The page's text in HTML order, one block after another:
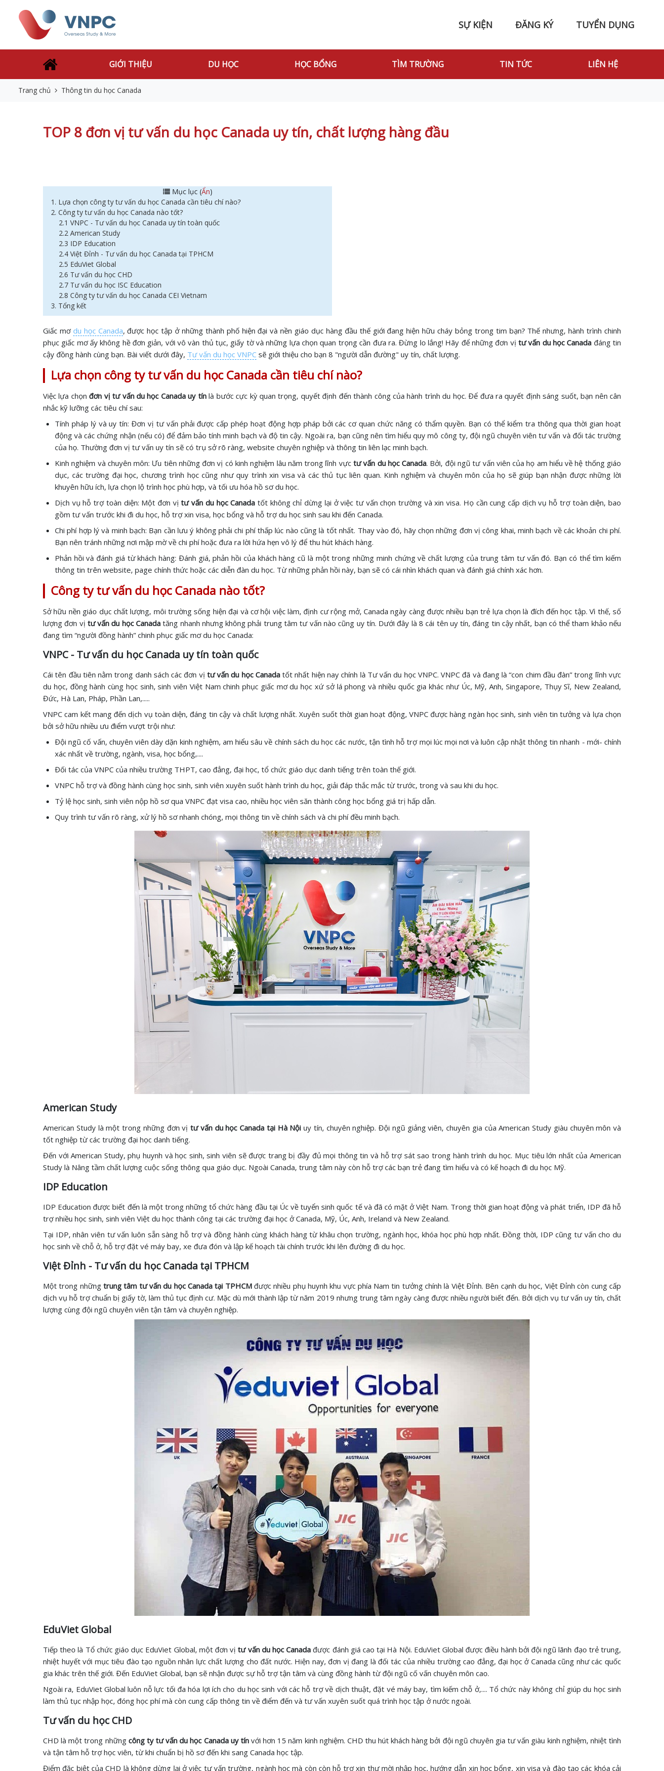
SỰ KIỆN ĐĂNG KÝ TUYỂN DỤNG
GIỚI THIỆU DU HỌC HỌC BỔNG TÌM TRƯỜNG TIN TỨC LIÊN HỆ
Trang chủ Thông tin du học Canada
TOP 8 đơn vị tư vấn du học Canada uy tín, chất lượng hàng đầu
Mục lục (Ẩn)
1. Lựa chọn công ty tư vấn du học Canada cần tiêu chí nào?
2. Công ty tư vấn du học Canada nào tốt?
2.1 VNPC - Tư vấn du học Canada uy tín toàn quốc
2.2 American Study
2.3 IDP Education
2.4 Việt Đỉnh - Tư vấn du học Canada tại TPHCM
2.5 EduViet Global
2.6 Tư vấn du học CHD
2.7 Tư vấn du học ISC Education
2.8 Công ty tư vấn du học Canada CEI Vietnam
3. Tổng kết
Giấc mơ du học Canada, được học tập ở những thành phố hiện đại và nền giáo dục hàng đầu thế giới đang hiện hữu cháy bỏng trong tim bạn? Thế nhưng, hành trình chinh
phục giấc mơ ấy không hề đơn giản, với vô vàn thủ tục, giấy tờ và những lựa chọn quan trọng cần đưa ra. Đừng lo lắng! Hãy để những đơn vị tư vấn du học Canada đáng tin
cậy đồng hành cùng bạn. Bài viết dưới đây, Tư vấn du học VNPC sẽ giới thiệu cho bạn 8 "người dẫn đường" uy tín, chất lượng.
Lựa chọn công ty tư vấn du học Canada cần tiêu chí nào?
Việc lựa chọnđơn vị tư vấn du học Canada uy tínlà bước cực kỳ quan trọng, quyết định đến thành công của hành trình du học. Để đưa ra quyết định sáng suốt, bạn nên cân
nhắc kỹ lưỡng các tiêu chí sau:
Tính pháp lý và uy tín: Đơn vị tư vấn phải được cấp phép hoạt động hợp pháp bởi các cơ quan chức năng có thẩm quyền. Bạn có thể kiểm tra thông qua thời gian hoạt
động và các chứng nhận (nếu có) để đảm bảo tính minh bạch và độ tin cậy. Ngoài ra, bạn cũng nên tìm hiểu quy mô công ty, đội ngũ chuyên viên tư vấn và đối tác trường
của họ. Thường đơn vị tư vấn uy tín sẽ có trụ sở rõ ràng, website chuyên nghiệp và thông tin liên lạc minh bạch.
Kinh nghiệm và chuyên môn: Ưu tiên những đơn vị có kinh nghiệm lâu năm trong lĩnh vực tư vấn du học Canada. Bởi, đội ngũ tư vấn viên của họ am hiểu về hệ thống giáo
dục, các trường đại học, chương trình học cũng như quy trình xin visa và các thủ tục liên quan. Kinh nghiệm và chuyên môn của họ sẽ giúp bạn nhận được những lời
khuyên hữu ích, lựa chọn lộ trình học phù hợp, và tối ưu hóa hồ sơ du học.
Dịch vụ hỗ trợ toàn diện: Một đơn vịtư vấn du học Canada tốt không chỉ dừng lại ở việc tư vấn chọn trường và xin visa. Họ cần cung cấp dịch vụ hỗ trợ toàn diện, bao
gồm tư vấn trước khi đi du học, hỗ trợ xin visa, học bổng và hỗ trợ du học sinh sau khi đến Canada.
Chi phí hợp lý và minh bạch: Bạn cần lưu ý không phải chi phí thấp lúc nào cũng là tốt nhất. Thay vào đó, hãy chọn những đơn vị công khai, minh bạch về các khoản chi phí.
Bạn nên tránh những nơi mập mờ về chi phí hoặc đưa ra lời hứa hẹn vô lý để thu hút khách hàng.
Phản hồi và đánh giá từ khách hàng: Đánh giá, phản hồi của khách hàng cũ là một trong những minh chứng về chất lượng của trung tâm tư vấn đó. Bạn có thể tìm kiếm
thông tin trên website, page chính thức hoặc các diễn đàn du học. Từ những phản hồi này, bạn sẽ có cái nhìn khách quan và đánh giá chính xác hơn.
Công ty tư vấn du học Canada nào tốt?
Sở hữu nền giáo dục chất lượng, môi trường sống hiện đại và cơ hội việc làm, định cư rộng mở, Canada ngày càng được nhiều bạn trẻ lựa chọn là đích đến học tập. Vì thế, số
lượng đơn vị tư vấn du học Canada tăng nhanh nhưng không phải trung tâm tư vấn nào cũng uy tín. Dưới đây là 8 cái tên uy tín, đáng tin cậy nhất, bạn có thể tham khảo nếu
đang tìm “người đồng hành” chinh phục giấc mơ du học Canada:
VNPC - Tư vấn du học Canada uy tín toàn quốc
Cái tên đầu tiên nằm trong danh sách các đơn vị tư vấn du học Canadatốt nhất hiện nay chính là Tư vấn du học VNPC. VNPC đã và đang là “con chim đầu đàn” trong lĩnh vực
du học, đồng hành cùng học sinh, sinh viên Việt Nam chinh phục giấc mơ du học xứ sở lá phong và nhiều quốc gia khác như Úc, Mỹ, Anh, Singapore, Thụy Sĩ, New Zealand,
Đức, Hà Lan, Pháp, Phần Lan,.....
VNPC cam kết mang đến dịch vụ toàn diện, đáng tin cậy và chất lượng nhất. Xuyên suốt thời gian hoạt động, VNPC được hàng ngàn học sinh, sinh viên tin tưởng và lựa chọn
bởi sở hữu nhiều ưu điểm vượt trội như:
Đội ngũ cố vấn, chuyên viên dày dặn kinh nghiệm, am hiểu sâu về chính sách du học các nước, tận tình hỗ trợ mọi lúc mọi nơi và luôn cập nhật thông tin nhanh - mới- chính
xác nhất về trường, ngành, visa, học bổng,....
Đối tác của VNPC của nhiều trường THPT, cao đẳng, đại học, tổ chức giáo dục danh tiếng trên toàn thế giới.
VNPC hỗ trợ và đồng hành cùng học sinh, sinh viên xuyên suốt hành trình du học, giải đáp thắc mắc từ trước, trong và sau khi du học.
Tỷ lệ học sinh, sinh viên nộp hồ sơ qua VNPC đạt visa cao, nhiều học viên săn thành công học bổng giá trị hấp dẫn.
Quy trình tư vấn rõ ràng, xử lý hồ sơ nhanh chóng, mọi thông tin về chính sách và chi phí đều minh bạch.
American Study
American Study là một trong những đơn vị tư vấn du học Canada tại Hà Nội uy tín, chuyên nghiệp. Đội ngũ giảng viên, chuyên gia của American Study giàu chuyên môn và
tốt nghiệp từ các trường đại học danh tiếng.
Đến với American Study, phụ huynh và học sinh, sinh viên sẽ được trang bị đầy đủ mọi thông tin và hỗ trợ sát sao trong hành trình du học. Mục tiêu lớn nhất của American
Study là Nâng tầm chất lượng cuộc sống thông qua giáo dục. Ngoài Canada, trung tâm này còn hỗ trợ các bạn trẻ đang tìm hiểu và có kế hoạch đi du học Mỹ.
IDP Education
IDP Education được biết đến là một trong những tổ chức hàng đầu tại Úc về tuyển sinh quốc tế và đã có mặt ở Việt Nam. Trong thời gian hoạt động và phát triển, IDP đã hỗ
trợ nhiều học sinh, sinh viên Việt du học thành công tại các trường đại học ở Canada, Mỹ, Úc, Anh, Ireland và New Zealand.
Tại IDP, nhân viên tư vấn luôn sẵn sàng hỗ trợ và đồng hành cùng khách hàng từ khâu chọn trường, ngành học, khóa học phù hợp nhất. Đồng thời, IDP cũng tư vấn cho du
học sinh về chỗ ở, hỗ trợ đặt vé máy bay, xe đưa đón và lập kế hoạch tài chính trước khi lên đường đi du học.
Việt Đỉnh - Tư vấn du học Canada tại TPHCM
Một trong những trung tâm tư vấn du học Canada tại TPHCMđược nhiều phụ huynh khu vực phía Nam tin tưởng chính là Việt Đỉnh. Bên cạnh du học, Việt Đỉnh còn cung cấp
dịch vụ hỗ trợ chuẩn bị giấy tờ, làm thủ tục định cư. Mặc dù mới thành lập từ năm 2019 nhưng trung tâm ngày càng được nhiều người biết đến. Bởi dịch vụ tư vấn uy tín, chất
lượng cùng đội ngũ chuyên viên tận tâm và chuyên nghiệp.
EduViet Global
Tiếp theo là Tổ chức giáo dục EduViet Global, một đơn vịtư vấn du học Canada được đánh giá cao tại Hà Nội. EduViet Global được điều hành bởi đội ngũ lãnh đạo trẻ trung,
nhiệt huyết với mục tiêu đào tạo nguồn nhân lực chất lượng cho đất nước. Hiện nay, đơn vị đang là đối tác của nhiều trường cao đẳng, đại học ở Canada cũng như các quốc
gia khác trên thế giới. Đến EduViet Global, bạn sẽ nhận được sự hỗ trợ tận tâm và cùng đồng hành từ đội ngũ cố vấn chuyên môn cao.
Ngoài ra, EduViet Global luôn nỗ lực tối đa hóa lợi ích cho du học sinh với các hỗ trợ về dịch thuật, đặt vé máy bay, tìm kiếm chỗ ở,.... Tổ chức này không chỉ giúp du học sinh
làm thủ tục nhập học, đóng học phí mà còn cung cấp thông tin về điểm đến và tư vấn xuyên suốt quá trình học tập ở nước ngoài.
Tư vấn du học CHD
CHD là một trong những công ty tư vấn du học Canada uy tínvới hơn 15 năm kinh nghiệm. CHD thu hút khách hàng bởi đội ngũ chuyên gia tư vấn giàu kinh nghiệm, nhiệt tình
và tận tâm hỗ trợ học viên, từ khi chuẩn bị hồ sơ đến khi sang Canada học tập.
Điểm đặc biệt của CHD là không dừng lại ở việc tư vấn trường, ngành học mà còn còn hỗ trợ xin thư mời nhập học, hướng dẫn xin học bổng, xin visa và đào tạo các khóa cải